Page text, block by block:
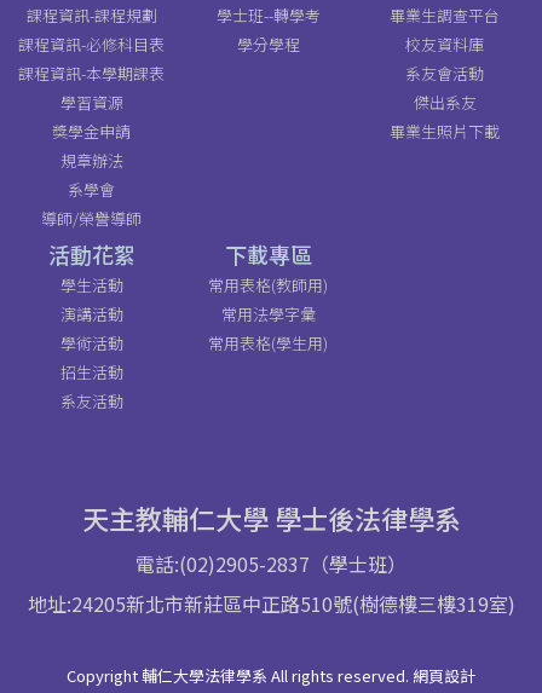
課程資訊-課程規劃
課程資訊-必修科目表
課程資訊-本學期課表
學習資源
獎學金申請
規章辦法
系學會
導師/榮譽導師
學士班--轉學考
學分學程
畢業生調查平台
校友資料庫
系友會活動
傑出系友
畢業生照片下載
活動花絮
學生活動
演講活動
學術活動
招生活動
系友活動
下載專區
常用表格(教師用)
常用法學字彙
常用表格(學生用)
天主教輔仁大學 學士後法律學系
電話:(02)2905-2837（學士班）
地址:24205新北市新莊區中正路510號(樹德樓三樓319室)
Copyright 輔仁大學法律學系 All rights reserved. 網頁設計